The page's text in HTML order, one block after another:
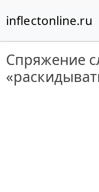
inflectonline.ru
Спряжение